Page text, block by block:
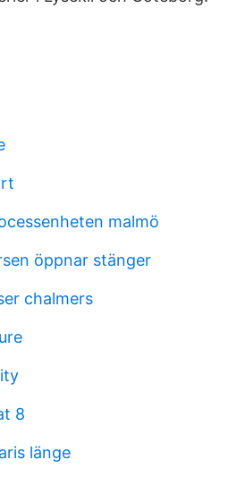
malmö
öppnar stänger
chalmers
8
länge